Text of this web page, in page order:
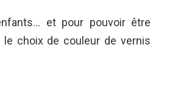
et pour pouvoir être
choix de couleur de vernis